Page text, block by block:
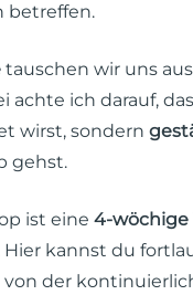
betreffen.
tauschen wir uns
achte ich darauf,
wirst, sondern
gehst.
ist eine 4-
kannst du
der